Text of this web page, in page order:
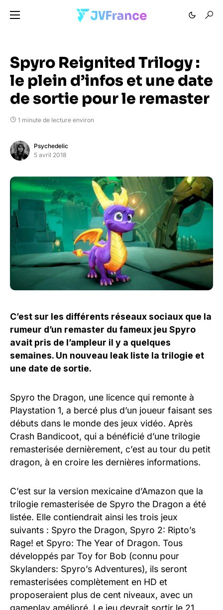
Spyro Reignited Trilogy :
le plein d’infos et une date
de sortie pour le remaster
1 minute de lecture environ
Psychedelic
5 avril 2018
C’est sur les différents réseaux sociaux que la
rumeur d’un remaster du fameux jeu Spyro
avait pris de l’ampleur il y a quelques
semaines. Un nouveau leak liste la trilogie et
une date de sortie.
Spyro the Dragon, une licence qui remonte à
Playstation 1, a bercé plus d’un joueur faisant ses
débuts dans le monde des jeux vidéo. Après
Crash Bandicoot, qui a bénéficié d’une trilogie
remasterisée dernièrement, c’est au tour du petit
dragon, à en croire les dernières informations.
C’est sur la version mexicaine d’Amazon que la
trilogie remasterisée de Spyro the Dragon a été
listée. Elle contiendrait ainsi les trois jeux
suivants : Spyro the Dragon, Spyro 2: Ripto’s
Rage! et Spyro: The Year of Dragon. Tous
développés par Toy for Bob (connu pour
Skylanders: Spyro’s Adventures), ils seront
remasterisées complètement en HD et
proposeraient plus de cent niveaux, avec un